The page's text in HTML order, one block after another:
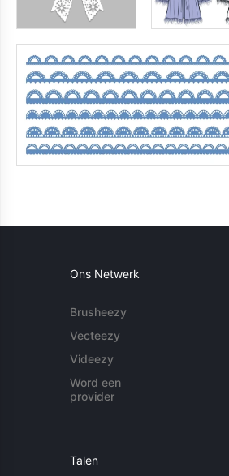
Ons Netwerk
Brusheezy
Vecteezy
Videezy
Word een
provider
Talen